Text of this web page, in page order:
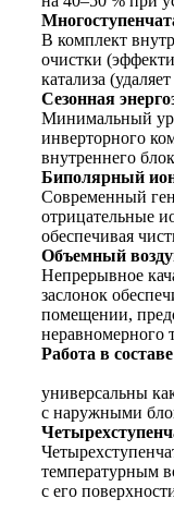
В комплект
очистки
катализа
Сезонная
Минимальный
инверторного
внутреннего
Биполярный
Современный
отрицательные
обеспечивая
Объемный
Непрерывное
заслонок
помещении,
неравномерного
Работа в
универсальны
с наружными
температурным
с его